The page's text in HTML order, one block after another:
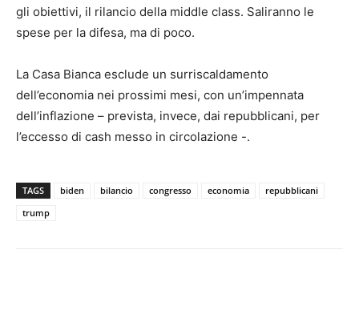
gli obiettivi, il rilancio della middle class. Saliranno le
spese per la difesa, ma di poco.
La Casa Bianca esclude un surriscaldamento
dell’economia nei prossimi mesi, con un’impennata
dell’inflazione – prevista, invece, dai repubblicani, per
l’eccesso di cash messo in circolazione -.
TAGS biden bilancio congresso economia
repubblicani
trump